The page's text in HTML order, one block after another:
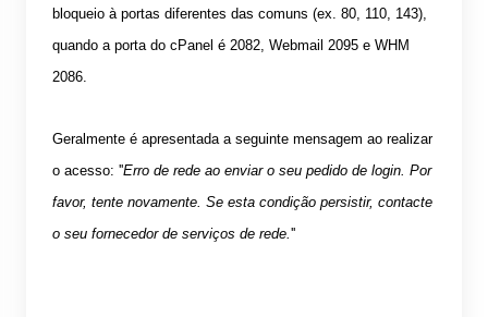
bloqueio à portas diferentes das comuns (ex. 80, 110, 143),
quando a porta do cPanel é 2082, Webmail 2095 e WHM
2086.
Geralmente é apresentada a seguinte mensagem ao realizar
o acesso: ''Erro de rede ao enviar o seu pedido de login. Por
favor, tente novamente. Se esta condição persistir, contacte
o seu fornecedor de serviços de rede.''